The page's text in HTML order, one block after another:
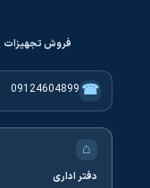
فروش تجهیزات
☎
09124604899
⌂
دفتر اداری